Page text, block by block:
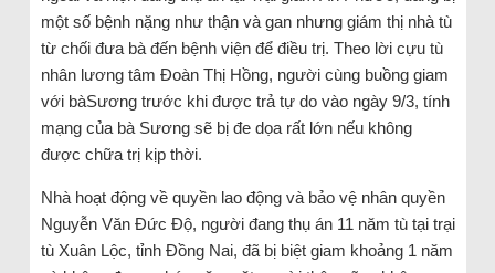
một số bệnh nặng như thận và gan nhưng giám thị nhà tù
từ chối đưa bà đến bệnh viện để điều trị. Theo lời cựu tù
nhân lương tâm Đoàn Thị Hồng, người cùng buồng giam
với bàSương trước khi được trả tự do vào ngày 9/3, tính
mạng của bà Sương sẽ bị đe dọa rất lớn nếu không
được chữa trị kịp thời.
Nhà hoạt động về quyền lao động và bảo vệ nhân quyền
Nguyễn Văn Đức Độ, người đang thụ án 11 năm tù tại trại
tù Xuân Lộc, tỉnh Đồng Nai, đã bị biệt giam khoảng 1 năm